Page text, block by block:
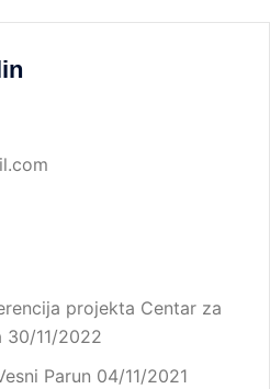
projekta Centar za
30/11/2022
Parun 04/11/2021